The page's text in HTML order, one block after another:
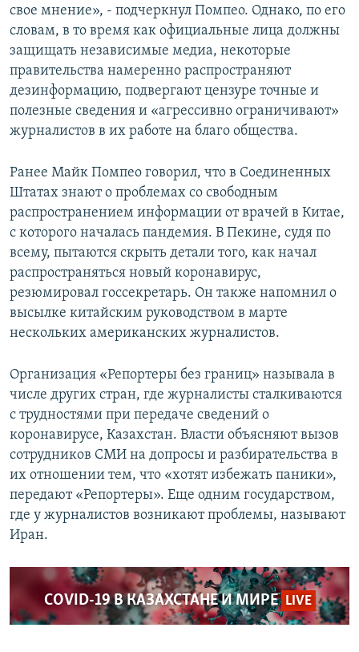
свое мнение», - подчеркнул Помпео. Однако, по его
словам, в то время как официальные лица должны
защищать независимые медиа, некоторые
правительства намеренно распространяют
дезинформацию, подвергают цензуре точные и
полезные сведения и «агрессивно ограничивают»
журналистов в их работе на благо общества.
Ранее Майк Помпео говорил, что в Соединенных
Штатах знают о проблемах со свободным
распространением информации от врачей в Китае,
с которого началась пандемия. В Пекине, судя по
всему, пытаются скрыть детали того, как начал
распространяться новый коронавирус,
резюмировал госсекретарь. Он также напомнил о
высылке китайским руководством в марте
нескольких американских журналистов.
Организация «Репортеры без границ» называла в
числе других стран, где журналисты сталкиваются
с трудностями при передаче сведений о
коронавирусе, Казахстан. Власти объясняют вызов
сотрудников СМИ на допросы и разбирательства в
их отношении тем, что «хотят избежать паники»,
передают «Репортеры». Еще одним государством,
где у журналистов возникают проблемы, называют
Иран.
COVID-19 В КАЗАХСТАНЕ И МИРЕ LIVE